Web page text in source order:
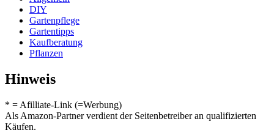
DIY
Gartenpflege
Gartentipps
Kaufberatung
Pflanzen
Hinweis
* = Afilliate-Link (=Werbung)
Als Amazon-Partner verdient der Seitenbetreiber an qualifizierten
Käufen.